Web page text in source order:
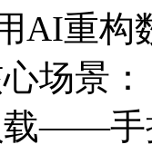
AI重构
场景
载——手